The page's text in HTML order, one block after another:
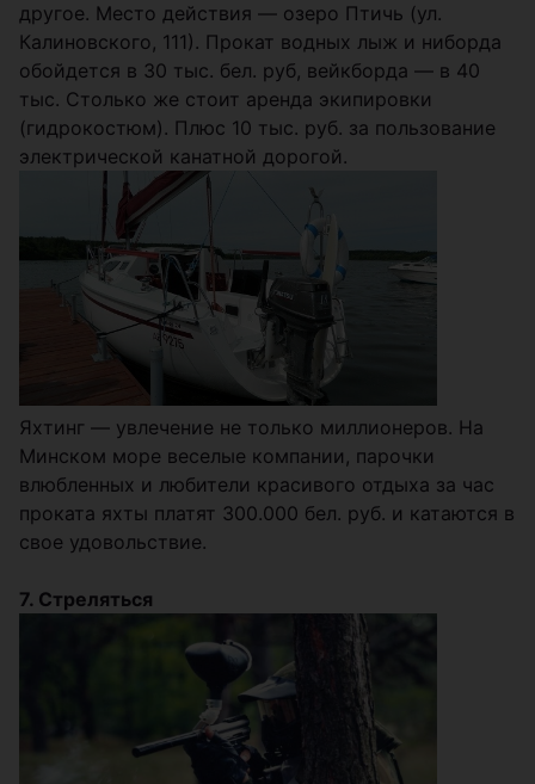
другое. Место действия — озеро Птичь (ул.
Калиновского, 111). Прокат водных лыж и ниборда
обойдется в 30 тыс. бел. руб, вейкборда — в 40
тыс. Столько же стоит аренда экипировки
(гидрокостюм). Плюс 10 тыс. руб. за пользование
электрической канатной дорогой.
Яхтинг — увлечение не только миллионеров. На
Минском море веселые компании, парочки
влюбленных и любители красивого отдыха за час
проката яхты платят 300.000 бел. руб. и катаются в
свое удовольствие.
7. Стреляться